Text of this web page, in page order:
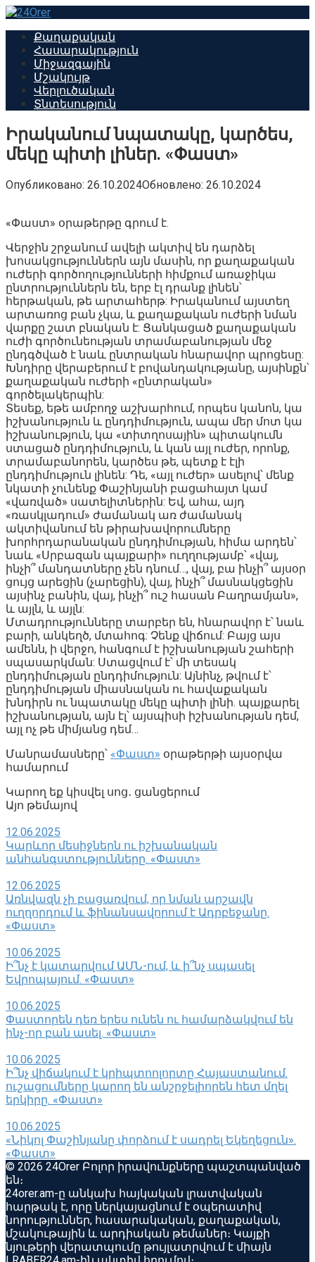
Перейти
контентуՔաղաքական
Հասարակություն
Միջազգային
Մշակույթ
Վերլուծական
Տնտեսություն
Իրականում նպատակը, կարծես,
մեկը պիտի լիներ. «Փաստ»
Опубликовано: 26.10.2024Обновлено: 26.10.2024
«Փաստ» օրաթերթը գրում է.
Վերջին շրջանում ավելի ակտիվ են դարձել
խոսակցություններն այն մասին, որ քաղաքական
ուժերի գործողությունների հիմքում առաջիկա
ընտրություններն են, երբ էլ դրանք լինեն՝
հերթական, թե արտահերթ: Իրականում այստեղ
արտառոց բան չկա, և քաղաքական ուժերի նման
վարքը շատ բնական է: Ցանկացած քաղաքական
ուժի գործունեության տրամաբանության մեջ
ընդգծված է նաև ընտրական հնարավոր պրոցեսը:
Խնդիրը վերաբերում է բովանդակությանը, այսինքն՝
քաղաքական ուժերի «ընտրական»
գործելակերպին:
Տեսեք, եթե ամբողջ աշխարհում, որպես կանոն, կա
իշխանություն և ընդդիմություն, ապա մեր մոտ կա
իշխանություն, կա «տիտղոսային» պիտակումն
ստացած ընդդիմություն, և կան այլ ուժեր, որոնք,
տրամաբանորեն, կարծես թե, պետք է էլի
ընդդիմություն լինեն: Դե, «այլ ուժեր» ասելով՝ մենք
նկատի չունենք Փաշինյանի բացահայտ կամ
«վառված» սատելիտներին: Եվ, ահա, այդ
«ռասկլադում» ժամանակ առ ժամանակ
ակտիվանում են թիրախավորումները
խորհրդարանական ընդդիմության, հիմա արդեն՝
նաև «Սրբազան պայքարի» ուղղությամբ՝ «վայ,
ինչի՞ մանդատները չեն դնում…, վայ, բա ինչի՞ այսօր
ցույց արեցին (չարեցին), վայ, ինչի՞ մասնակցեցին
այսինչ բանին, վայ, ինչի՞ ուշ հասան Բաղրամյան»,
և այլն, և այլն:
Մտադրությունները տարբեր են, հնարավոր է՝ նաև
բարի, անկեղծ, մտահոգ: Չենք վիճում: Բայց այս
ամենն, ի վերջո, հանգում է իշխանության շահերի
սպասարկման: Ստացվում է՝ մի տեսակ
ընդդիմության ընդդիմություն: Այնինչ, թվում է՝
ընդդիմության միասնական ու հավաքական
խնդիրն ու նպատակը մեկը պիտի լինի. պայքարել
իշխանության, այն էլ՝ այսպիսի իշխանության դեմ,
այլ ոչ թե միմյանց դեմ…
Մանրամասները՝ «Փաստ» օրաթերթի այսօրվա
համարում
Կարող եք կիսվել սոց․ ցանցերում
Այո թեմայով
12.06.2025
Կարևոր մեսիջներն ու իշխանական
անհանգստությունները. «Փաստ»
12.06.2025
Առնվազն չի բացառվում, որ նման արշավն
ուղղորդում և ֆինանսավորում է Ադրբեջանը.
«Փաստ»
10.06.2025
Ի՞նչ է կատարվում ԱՄՆ-ում, և ի՞նչ սպասել
Եվրոպայում. «Փաստ»
10.06.2025
Փաստորեն դեռ երես ունեն ու համարձակվում են
ինչ-որ բան ասել. «Փաստ»
10.06.2025
Ի՞նչ վիճակում է կրիպտոոլորտը Հայաստանում.
ուշացումները կարող են անշրջելիորեն հետ մղել
երկիրը. «Փաստ»
10.06.2025
«Նիկոլ Փաշինյանը փորձում է սադրել Եկեղեցուն».
«Փաստ»
© 2026 24Orer Բոլոր իրավունքները պաշտպանված
են։
24orer.am-ը անկախ հայկական լրատվական
հարթակ է, որը ներկայացնում է օպերատիվ
նորություններ, հասարակական, քաղաքական,
մշակութային և արդիական թեմաներ։ Կայքի
նյութերի վերատպումը թույլատրվում է միայն